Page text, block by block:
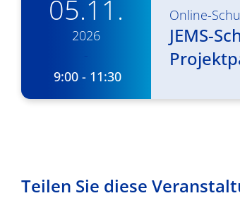
05.11.
2026
9:00 - 11:30
Online-
JEMS-
Teilen Sie diese